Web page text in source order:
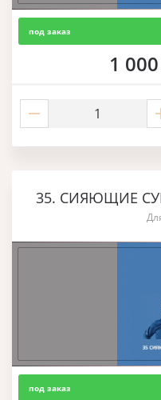
под заказ
1
35. СИЯЮЩИЕ
под заказ